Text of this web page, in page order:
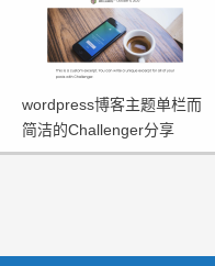
wordpress博客主题单栏而
简洁的Challenger分享